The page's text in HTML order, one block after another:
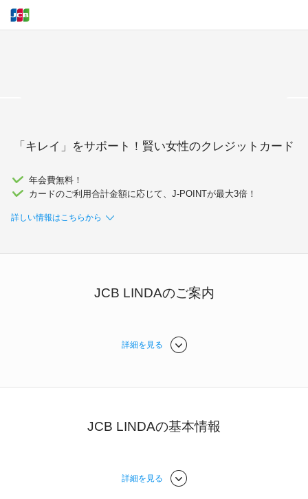
「キレイ」をサポート！賢い女性のクレジットカード
年会費無料！
カードのご利用合計金額に応じて、J-POINTが最大3倍！
詳しい情報はこちらから
JCB LINDAのご案内
詳細を見る
JCB LINDAの基本情報
詳細を見る